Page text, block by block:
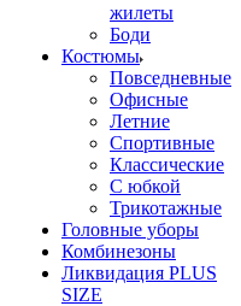
жилеты
Боди
Костюмы
Повседневные
Офисные
Летние
Спортивные
Классические
С юбкой
Трикотажные
Головные уборы
Комбинезоны
Ликвидация PLUS
SIZE